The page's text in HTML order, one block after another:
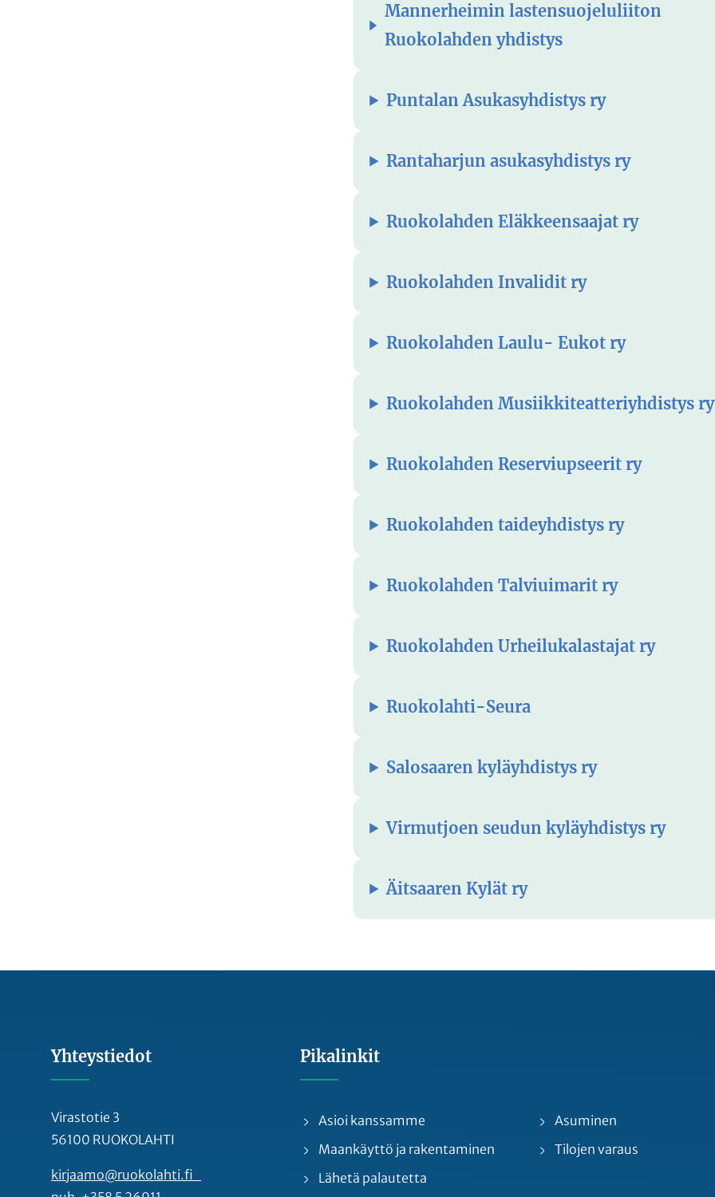
Mannerheimin lastensuojeluliiton
Ruokolahden yhdistys
Puntalan Asukasyhdistys ry
Rantaharjun asukasyhdistys ry
Ruokolahden Eläkkeensaajat ry
Ruokolahden Invalidit ry
Ruokolahden Laulu- Eukot ry
Ruokolahden Musiikkiteatteriyhdistys ry
Ruokolahden Reserviupseerit ry
Ruokolahden taideyhdistys ry
Ruokolahden Talviuimarit ry
Ruokolahden Urheilukalastajat ry
Ruokolahti-Seura
Salosaaren kyläyhdistys ry
Virmutjoen seudun kyläyhdistys ry
Äitsaaren Kylät ry
Yhteystiedot
Virastotie 3
56100 RUOKOLAHTI
kirjaamo@ruokolahti.fi
Pikalinkit
Asioi kanssamme
Asuminen
Maankäyttö ja rakentaminen
Tilojen varaus
Lähetä palautetta